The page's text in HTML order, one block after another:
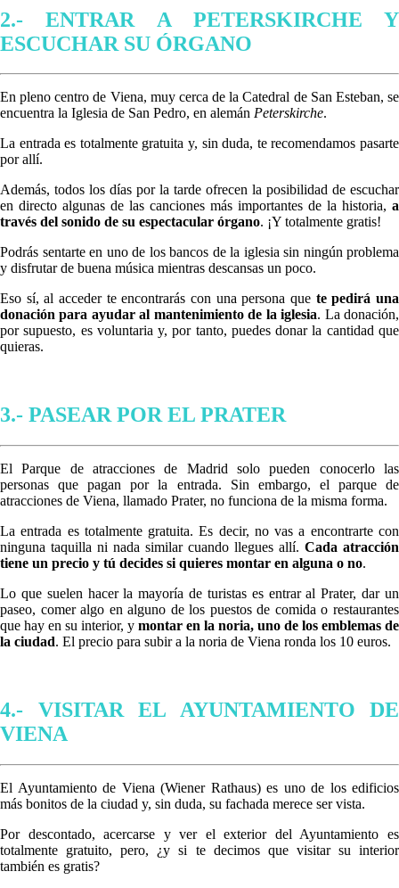
2.- ENTRAR A PETERSKIRCHE Y
ESCUCHAR SU ÓRGANO
En pleno centro de Viena, muy cerca de la Catedral de San Esteban, se
encuentra la Iglesia de San Pedro, en alemán Peterskirche.
La entrada es totalmente gratuita y, sin duda, te recomendamos pasarte
por allí.
Además, todos los días por la tarde ofrecen la posibilidad de escuchar
en directo algunas de las canciones más importantes de la historia, a
través del sonido de su espectacular órgano. ¡Y totalmente gratis!
Podrás sentarte en uno de los bancos de la iglesia sin ningún problema
y disfrutar de buena música mientras descansas un poco.
Eso sí, al acceder te encontrarás con una persona que te pedirá una
donación para ayudar al mantenimiento de la iglesia. La donación,
por supuesto, es voluntaria y, por tanto, puedes donar la cantidad que
quieras.
3.- PASEAR POR EL PRATER
El Parque de atracciones de Madrid solo pueden conocerlo las
personas que pagan por la entrada. Sin embargo, el parque de
atracciones de Viena, llamado Prater, no funciona de la misma forma.
La entrada es totalmente gratuita. Es decir, no vas a encontrarte con
ninguna taquilla ni nada similar cuando llegues allí. Cada atracción
tiene un precio y tú decides si quieres montar en alguna o no.
Lo que suelen hacer la mayoría de turistas es entrar al Prater, dar un
paseo, comer algo en alguno de los puestos de comida o restaurantes
que hay en su interior, y montar en la noria, uno de los emblemas de
la ciudad. El precio para subir a la noria de Viena ronda los 10 euros.
4.- VISITAR EL AYUNTAMIENTO DE
VIENA
El Ayuntamiento de Viena (Wiener Rathaus) es uno de los edificios
más bonitos de la ciudad y, sin duda, su fachada merece ser vista.
Por descontado, acercarse y ver el exterior del Ayuntamiento es
totalmente gratuito, pero, ¿y si te decimos que visitar su interior
también es gratis?